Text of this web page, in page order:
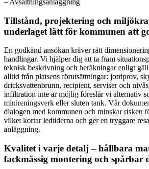
– Avsaltningsanläggning
Tillstånd, projektering och
underlaget lätt för kommunen att
En godkänd ansökan kräver rätt
handlingar. Vi hjälper dig att ta fram
teknisk beskrivning och beräkningar enligt
alltid från platsens förutsättningar: jordprov,
dricksvattenbrunn, recipient, serviser och
infiltration inte är möjlig föreslår vi alternativ
minireningsverk eller sluten tank. Vår
dialogen med kommunen och minskar risken
vilket kortar ledtiderna och ger en tryggare
anläggning.
Kvalitet i varje detalj – hållbara
fackmässig montering och spårbar